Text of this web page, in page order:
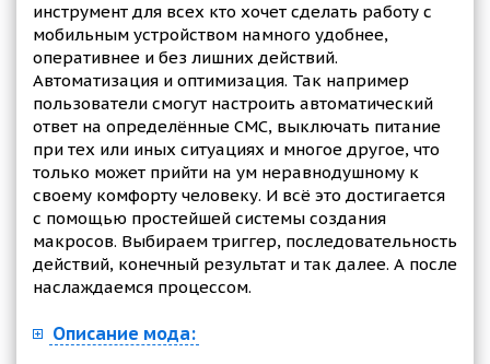
инструмент для всех кто хочет сделать работу с
мобильным устройством намного удобнее,
оперативнее и без лишних действий.
Автоматизация и оптимизация. Так например
пользователи смогут настроить автоматический
ответ на определённые СМС, выключать питание
при тех или иных ситуациях и многое другое, что
только может прийти на ум неравнодушному к
своему комфорту человеку. И всё это достигается
с помощью простейшей системы создания
макросов. Выбираем триггер, последовательность
действий, конечный результат и так далее. А после
наслаждаемся процессом.
Описание мода: